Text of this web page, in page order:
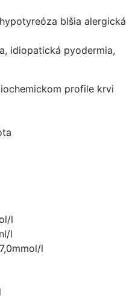
hypotyreóza blšia alergická
idiopatická pyodermia,
profile krvi
l
l
l